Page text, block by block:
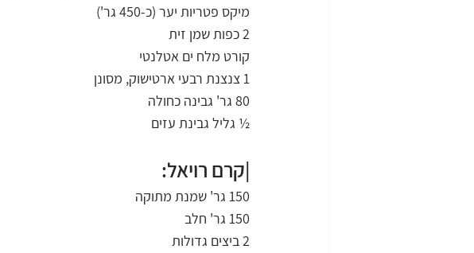
מיקס פטריות יער (כ-450 גר')
2 כפות שמן זית
קורט מלח ים אטלנטי
1 צנצנת רבעי ארטישוק, מסונן
80 גר' גבינה כחולה
½ גליל גבינת עזים
|קרם רויאל:
150 גר' שמנת מתוקה
150 גר' חלב
2 ביצים גדולות